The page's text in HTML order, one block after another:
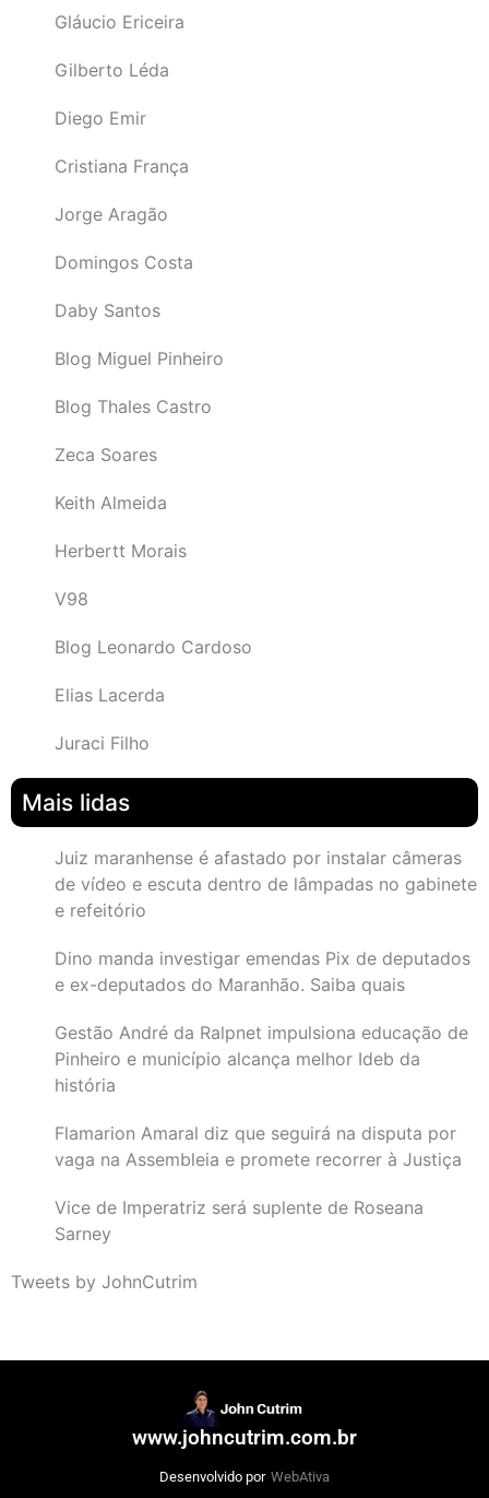
Gláucio Ericeira
Gilberto Léda
Diego Emir
Cristiana França
Jorge Aragão
Domingos Costa
Daby Santos
Blog Miguel Pinheiro
Blog Thales Castro
Zeca Soares
Keith Almeida
Herbertt Morais
V98
Blog Leonardo Cardoso
Elias Lacerda
Juraci Filho
Mais lidas
Juiz maranhense é afastado por instalar câmeras
de vídeo e escuta dentro de lâmpadas no gabinete
e refeitório
Dino manda investigar emendas Pix de deputados
e ex-deputados do Maranhão. Saiba quais
Gestão André da Ralpnet impulsiona educação de
Pinheiro e município alcança melhor Ideb da
história
Flamarion Amaral diz que seguirá na disputa por
vaga na Assembleia e promete recorrer à Justiça
Vice de Imperatriz será suplente de Roseana
Sarney
Tweets by JohnCutrim
www.johncutrim.com.br
Desenvolvido por WebAtiva